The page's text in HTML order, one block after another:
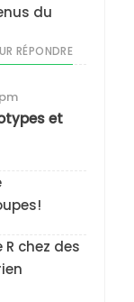
du
RÉPONDRE
et
chez des